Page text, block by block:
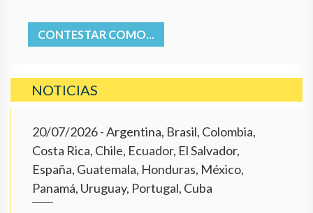
CONTESTAR COMO...
NOTICIAS
20/07/2026- Argentina, Brasil, Colombia,
Costa Rica, Chile, Ecuador, El Salvador,
España, Guatemala, Honduras, México,
Panamá, Uruguay, Portugal, Cuba